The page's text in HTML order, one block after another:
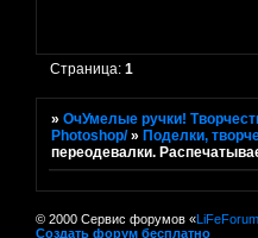
Страница:1
»ОчУмелые ручки!
Photoshop/ »Поделки,
переодевалки.
© 2000 Сервис форумов «
Создать форум бесплатно